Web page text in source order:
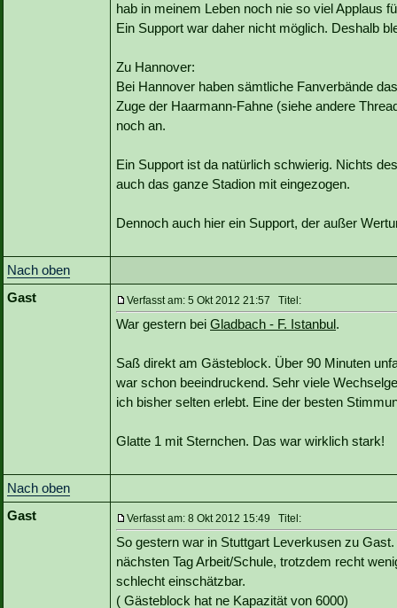
hab in meinem Leben noch nie so viel Applaus
Ein Support war daher nicht möglich. Deshalb
Zu Hannover:
Bei Hannover haben sämtliche Fanverbände
Zuge der Haarmann-Fahne (siehe andere
noch an.
Ein Support ist da natürlich schwierig. Nichts
auch das ganze Stadion mit eingezogen.
Dennoch auch hier ein Support, der außer
Nach oben
Gast
Verfasst am: 5 Okt 2012 21:57 Titel:
War gestern bei Gladbach - F. Istanbul.
Saß direkt am Gästeblock. Über 90 Minuten
war schon beeindruckend. Sehr viele
ich bisher selten erlebt. Eine der besten
Glatte 1 mit Sternchen. Das war wirklich stark!
Nach oben
Gast
Verfasst am: 8 Okt 2012 15:49 Titel:
So gestern war in Stuttgart Leverkusen zu
nächsten Tag Arbeit/Schule, trotzdem recht
schlecht einschätzbar.
( Gästeblock hat ne Kapazität von 6000)